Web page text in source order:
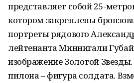
представляет собой 25-
котором закреплены
портреты рядового
лейтенанта Миннигали
изображение Золотой
пилона – фигура солдата.